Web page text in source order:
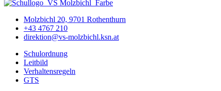
Molzbichl 20, 9701 Rothenthurn
+43 4767 210
direktion@vs-molzbichl.ksn.at
Schulordnung
Leitbild
Verhaltensregeln
GTS